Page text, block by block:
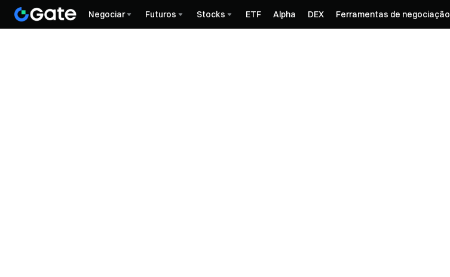
Negociar Futuros Stocks ETF Alpha DEX Ferramentas de negociação